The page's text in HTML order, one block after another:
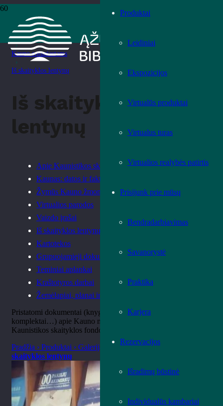
Produktai
Leidiniai
Ekspozicijos
Virtualūs produktai
Virtualus turas
Virtualios realybės patirtis
Prisijunk prie mūsų
Bendradarbiavimas
Savanorystė
Praktika
Karjera
Rezervacijos
Išradimų būstinė
Individualūs kambariai
Pradžia
›
Paslaugos
›
Kauno entuziastams
›
Iš skaityklos lentynų
Iš skaityklos
lentynų
Apie Kaunistikos skaityklą
Kaunas: datos ir faktai
Žymūs Kauno žmonės: atminimo įamžinimas
Virtualios parodos
Vaizdo įrašai
Iš skaityklos lentynų
Kartotekos
Grupuojamieji dokumentai
Teminiai aplankai
Kraštotyros darbai
Žemėlapiai, planai ir atlasai
Pristatomi dokumentai (knygos, žurnalai, atvirukų
komplektai…) apie Kauno miestą ir Kauno regioną iš
Kaunistikos skaityklos fondo:
Pradžia › Produktai › Galerija › Leidiniai ›Iš Kaunistikos
skaityklos lentynų